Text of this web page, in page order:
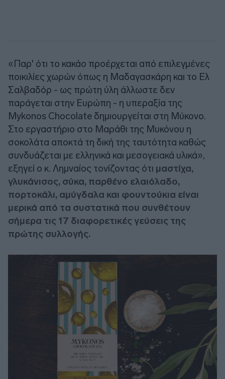
«Παρ' ότι το κακάο προέρχεται από επιλεγμένες
ποικιλίες χωρών όπως η Μαδαγασκάρη και το Ελ
Σαλβαδόρ - ως πρώτη ύλη άλλωστε δεν
παράγεται στην Ευρώπη - η υπεραξία της
Mykonos Chocolate δημιουργείται στη Μύκονο.
Στο εργαστήριο στο Μαράθι της Μυκόνου η
σοκολάτα αποκτά τη δική της ταυτότητα καθώς
συνδυάζεται με ελληνικά και μεσογειακά υλικά»,
εξηγεί ο κ. Λημναίος τονίζοντας ότι μαστίχα,
γλυκάνισος, σύκα, παρθένο ελαιόλαδο,
πορτοκάλι, αμύγδαλα και φουντούκια είναι
μερικά από τα συστατικά που συνθέτουν
σήμερα τις 17 διαφορετικές γεύσεις της
πρώτης συλλογής.